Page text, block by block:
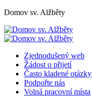
Domov sv. Alžběty
Zjednodušený web
Žádost o přijetí
Často kladené otázky
Podpořte nás
Volná pracovní místa